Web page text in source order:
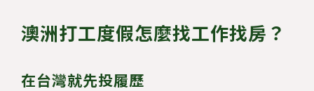
澳洲打工度假怎麼找工作找房？
在台灣就先投履歷